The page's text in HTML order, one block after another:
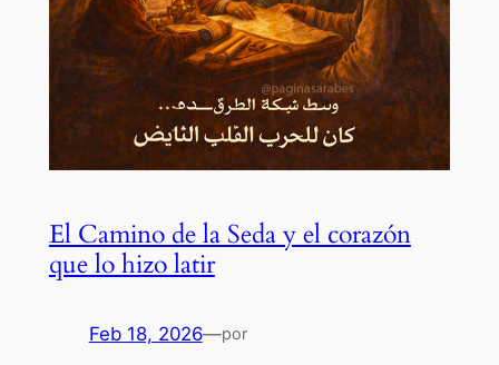
El Camino de la Seda y el corazón
que lo hizo latir
Feb 18, 2026—por